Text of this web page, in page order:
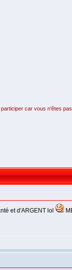
car vous n'êtes
et d'ARGENT lol